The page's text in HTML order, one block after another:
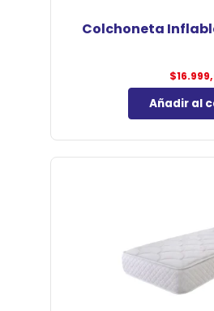
Colchoneta
$
Añadir al